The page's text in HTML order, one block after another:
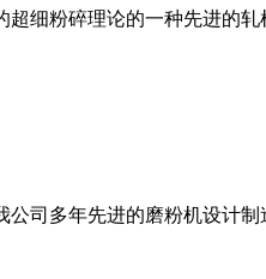
细粉碎理论的一种先进的
司多年先进的磨粉机设计